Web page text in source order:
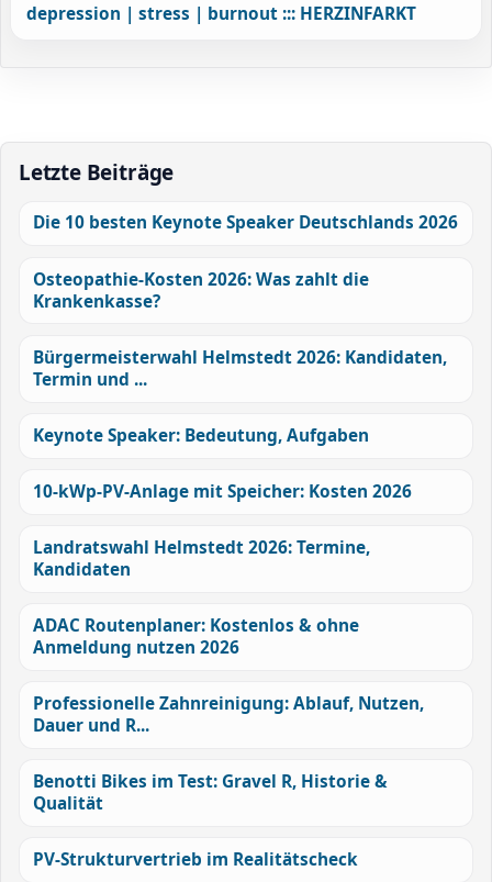
depression | stress | burnout ::: HERZINFARKT
Letzte Beiträge
Die 10 besten Keynote Speaker Deutschlands 2026
Osteopathie-Kosten 2026: Was zahlt die
Krankenkasse?
Bürgermeisterwahl Helmstedt 2026: Kandidaten,
Termin und ...
Keynote Speaker: Bedeutung, Aufgaben
10-kWp-PV-Anlage mit Speicher: Kosten 2026
Landratswahl Helmstedt 2026: Termine,
Kandidaten
ADAC Routenplaner: Kostenlos & ohne
Anmeldung nutzen 2026
Professionelle Zahnreinigung: Ablauf, Nutzen,
Dauer und R...
Benotti Bikes im Test: Gravel R, Historie &
Qualität
PV-Strukturvertrieb im Realitätscheck